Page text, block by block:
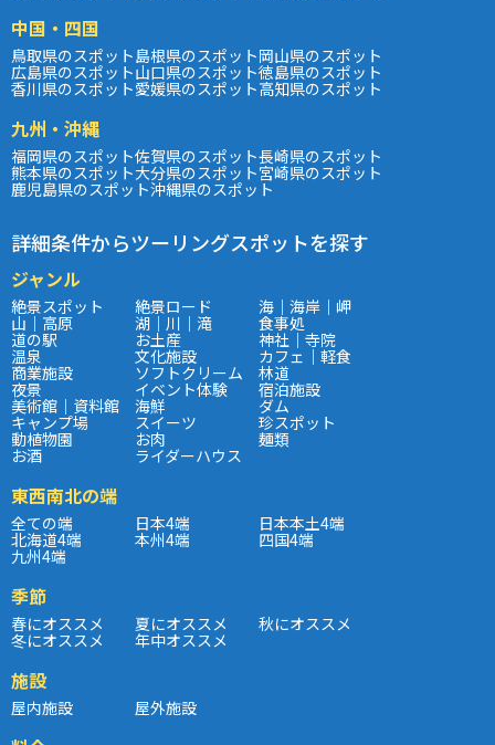
中国・四国
鳥取県のスポット島根県のスポット岡山県のスポット
広島県のスポット山口県のスポット徳島県のスポット
香川県のスポット愛媛県のスポット高知県のスポット
九州・沖縄
福岡県のスポット佐賀県のスポット長崎県のスポット
熊本県のスポット大分県のスポット宮崎県のスポット
鹿児島県のスポット沖縄県のスポット
詳細条件からツーリングスポットを探す
ジャンル
絶景スポット 絶景ロード 海｜海岸｜岬
山｜高原 湖｜川｜滝 食事処
道の駅 お土産 神社｜寺院
温泉 文化施設 カフェ｜軽食
商業施設 ソフトクリーム 林道
夜景 イベント体験 宿泊施設
美術館｜資料館 海鮮 ダム
キャンプ場 スイーツ 珍スポット
動植物園 お肉 麺類
お酒 ライダーハウス
東西南北の端
全ての端 日本4端 日本本土4端
北海道4端 本州4端 四国4端
九州4端
季節
春にオススメ 夏にオススメ 秋にオススメ
冬にオススメ 年中オススメ
施設
屋内施設 屋外施設